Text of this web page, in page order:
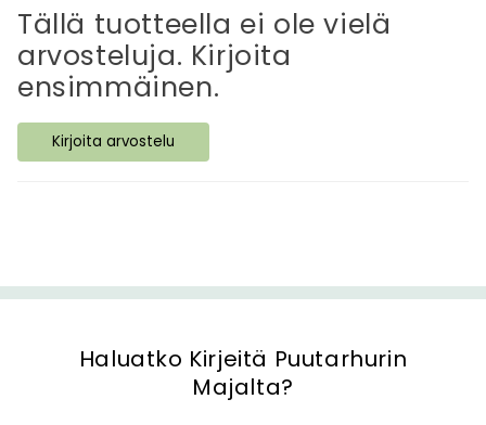
ä
s
i
s
ä
l
Tällä tuotteella ei ole vielä
arvosteluja. Kirjoita
ensimmäinen.
Kirjoita arvostelu
Haluatko Kirjeitä Puutarhurin
Majalta?